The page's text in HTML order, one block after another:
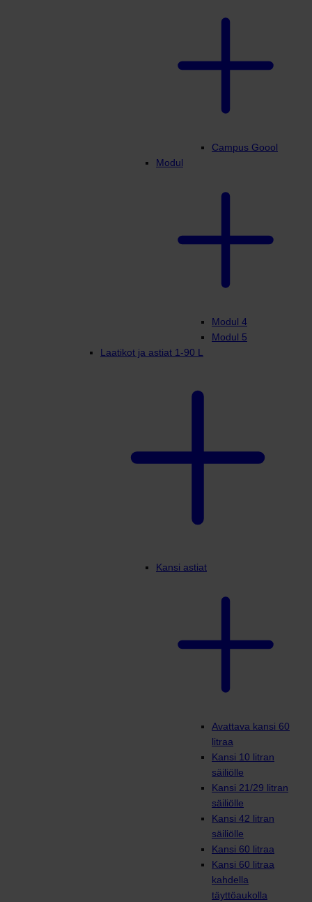
Campus Goool
Modul
Modul 4
Modul 5
Laatikot ja astiat 1-90 L
Kansi astiat
Avattava kansi 60
litraa
Kansi 10 litran
säiliölle
Kansi 21/29 litran
säiliölle
Kansi 42 litran
säiliölle
Kansi 60 litraa
Kansi 60 litraa
kahdella
täyttöaukolla